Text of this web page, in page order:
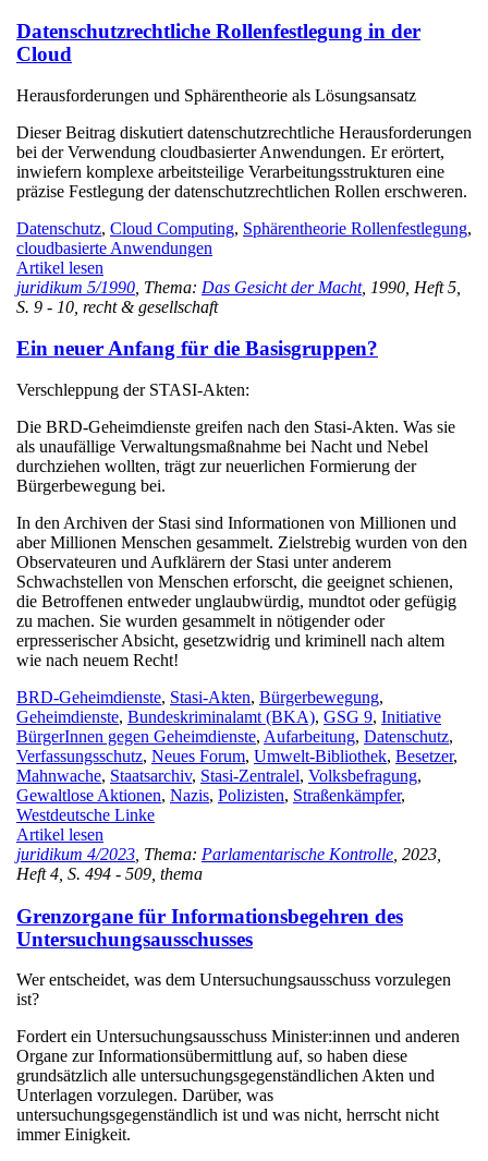
Datenschutzrechtliche Rollenfestlegung in der
Cloud
Herausforderungen und Sphärentheorie als Lösungsansatz
Dieser Beitrag diskutiert datenschutzrechtliche Herausforderungen
bei der Verwendung cloudbasierter Anwendungen. Er erörtert,
inwiefern komplexe arbeitsteilige Verarbeitungsstrukturen eine
präzise Festlegung der datenschutzrechtlichen Rollen erschweren.
Datenschutz, Cloud Computing, Sphärentheorie Rollenfestlegung,
cloudbasierte Anwendungen
Artikel lesen
juridikum 5/1990 , Thema: Das Gesicht der Macht, 1990, Heft 5,
S. 9 - 10, recht & gesellschaft
Ein neuer Anfang für die Basisgruppen?
Verschleppung der STASI-Akten:
Die BRD-Geheimdienste greifen nach den Stasi-Akten. Was sie
als unaufällige Verwaltungsmaßnahme bei Nacht und Nebel
durchziehen wollten, trägt zur neuerlichen Formierung der
Bürgerbewegung bei.
In den Archiven der Stasi sind Informationen von Millionen und
aber Millionen Menschen gesammelt. Zielstrebig wurden von den
Observateuren und Aufklärern der Stasi unter anderem
Schwachstellen von Menschen erforscht, die geeignet schienen,
die Betroffenen entweder unglaubwürdig, mundtot oder gefügig
zu machen. Sie wurden gesammelt in nötigender oder
erpresserischer Absicht, gesetzwidrig und kriminell nach altem
wie nach neuem Recht!
BRD-Geheimdienste, Stasi-Akten, Bürgerbewegung,
Geheimdienste, Bundeskriminalamt (BKA), GSG 9, Initiative
BürgerInnen gegen Geheimdienste, Aufarbeitung, Datenschutz,
Verfassungsschutz, Neues Forum, Umwelt-Bibliothek, Besetzer,
Mahnwache, Staatsarchiv, Stasi-Zentralel, Volksbefragung,
Gewaltlose Aktionen, Nazis, Polizisten, Straßenkämpfer,
Westdeutsche Linke
Artikel lesen
juridikum 4/2023 , Thema: Parlamentarische Kontrolle , 2023,
Heft 4, S. 494 - 509, thema
Grenzorgane für Informationsbegehren des
Untersuchungsausschusses
Wer entscheidet, was dem Untersuchungsausschuss vorzulegen
ist?
Fordert ein Untersuchungsausschuss Minister:innen und anderen
Organe zur Informationsübermittlung auf, so haben diese
grundsätzlich alle untersuchungsgegenständlichen Akten und
Unterlagen vorzulegen. Darüber, was
untersuchungsgegenständlich ist und was nicht, herrscht nicht
immer Einigkeit.